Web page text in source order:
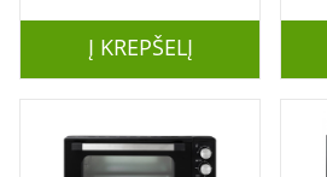
Į KREPŠELĮ